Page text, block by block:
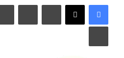
لينكدإن
طباعة